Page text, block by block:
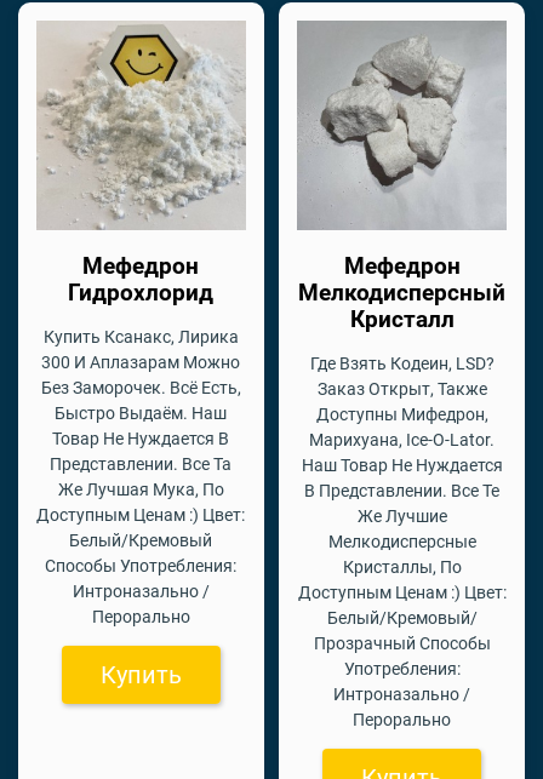
Мефедрон
Гидрохлорид
Купить Ксанакс, Лирика
300 И Аплазарам Можно
Без Заморочек. Всё Есть,
Быстро Выдаём. Наш
Товар Не Нуждается В
Представлении. Все Та
Же Лучшая Мука, По
Доступным Ценам :) Цвет:
Белый/Кремовый
Способы Употребления:
Интроназально /
Перорально
Купить
Мефедрон
Мелкодисперсный
Кристалл
Где Взять Кодеин, LSD?
Заказ Открыт, Также
Доступны Мифедрон,
Марихуана, Ice-O-Lator.
Наш Товар Не Нуждается
В Представлении. Все Те
Же Лучшие
Мелкодисперсные
Кристаллы, По
Доступным Ценам :) Цвет:
Белый/Кремовый/
Прозрачный Способы
Употребления:
Интроназально /
Перорально